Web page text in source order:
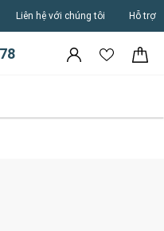
Liên hệ với chúng tôi Hỗ trợ